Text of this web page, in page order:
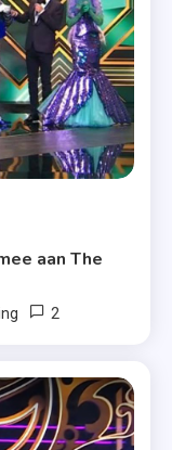
aan The
2